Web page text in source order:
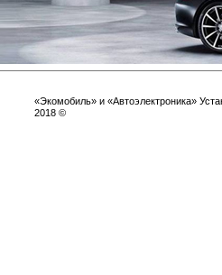
«Экомобиль» и «Автоэлектроника»
2018 ©